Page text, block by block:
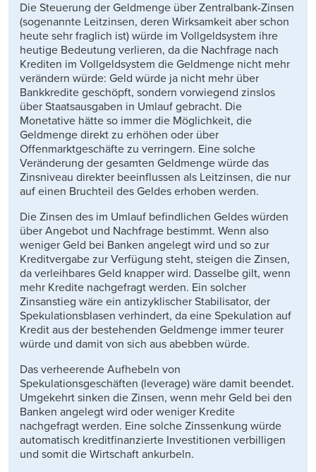
Die Steuerung der Geldmenge über Zentralbank-Zinsen
(sogenannte Leitzinsen, deren Wirksamkeit aber schon
heute sehr fraglich ist) würde im Vollgeldsystem ihre
heutige Bedeutung verlieren, da die Nachfrage nach
Krediten im Vollgeldsystem die Geldmenge nicht mehr
verändern würde: Geld würde ja nicht mehr über
Bankkredite geschöpft, sondern vorwiegend zinslos
über Staatsausgaben in Umlauf gebracht. Die
Monetative hätte so immer die Möglichkeit, die
Geldmenge direkt zu erhöhen oder über
Offenmarktgeschäfte zu verringern. Eine solche
Veränderung der gesamten Geldmenge würde das
Zinsniveau direkter beeinflussen als Leitzinsen, die nur
auf einen Bruchteil des Geldes erhoben werden.
Die Zinsen des im Umlauf befindlichen Geldes würden
über Angebot und Nachfrage bestimmt. Wenn also
weniger Geld bei Banken angelegt wird und so zur
Kreditvergabe zur Verfügung steht, steigen die Zinsen,
da verleihbares Geld knapper wird. Dasselbe gilt, wenn
mehr Kredite nachgefragt werden. Ein solcher
Zinsanstieg wäre ein antizyklischer Stabilisator, der
Spekulationsblasen verhindert, da eine Spekulation auf
Kredit aus der bestehenden Geldmenge immer teurer
würde und damit von sich aus abebben würde.
Das verheerende Aufhebeln von
Spekulationsgeschäften (leverage) wäre damit beendet.
Umgekehrt sinken die Zinsen, wenn mehr Geld bei den
Banken angelegt wird oder weniger Kredite
nachgefragt werden. Eine solche Zinssenkung würde
automatisch kreditfinanzierte Investitionen verbilligen
und somit die Wirtschaft ankurbeln.